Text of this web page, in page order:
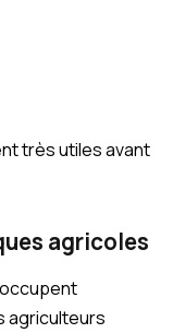
très utiles avant
agricoles
agriculteurs